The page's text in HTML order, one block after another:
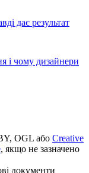
дає результат
і чому дизайнери
OGL або Creative
, якщо не зазначено
документи